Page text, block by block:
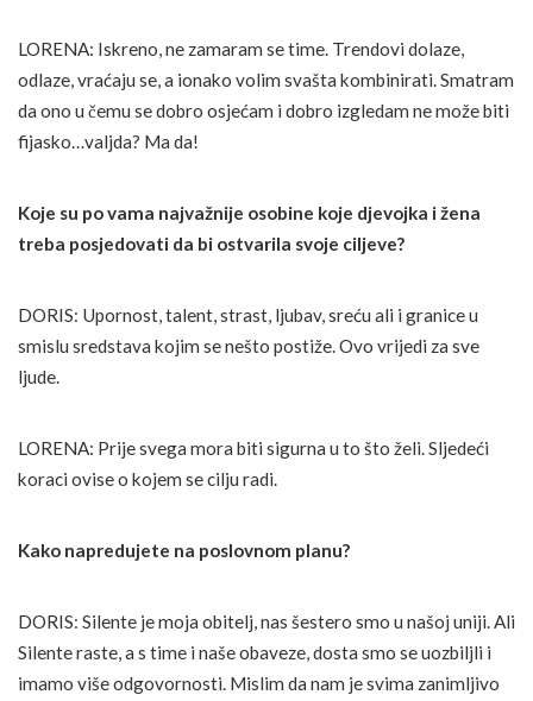
LORENA: Iskreno, ne zamaram se time. Trendovi dolaze,
odlaze, vraćaju se, a ionako volim svašta kombinirati. Smatram
da ono u čemu se dobro osjećam i dobro izgledam ne može biti
fijasko…valjda? Ma da!
Koje su po vama najvažnije osobine koje djevojka i žena
treba posjedovati da bi ostvarila svoje ciljeve?
DORIS: Upornost, talent, strast, ljubav, sreću ali i granice u
smislu sredstava kojim se nešto postiže. Ovo vrijedi za sve
ljude.
LORENA: Prije svega mora biti sigurna u to što želi. Sljedeći
koraci ovise o kojem se cilju radi.
Kako napredujete na poslovnom planu?
DORIS: Silente je moja obitelj, nas šestero smo u našoj uniji. Ali
Silente raste, a s time i naše obaveze, dosta smo se uozbiljli i
imamo više odgovornosti. Mislim da nam je svima zanimljivo